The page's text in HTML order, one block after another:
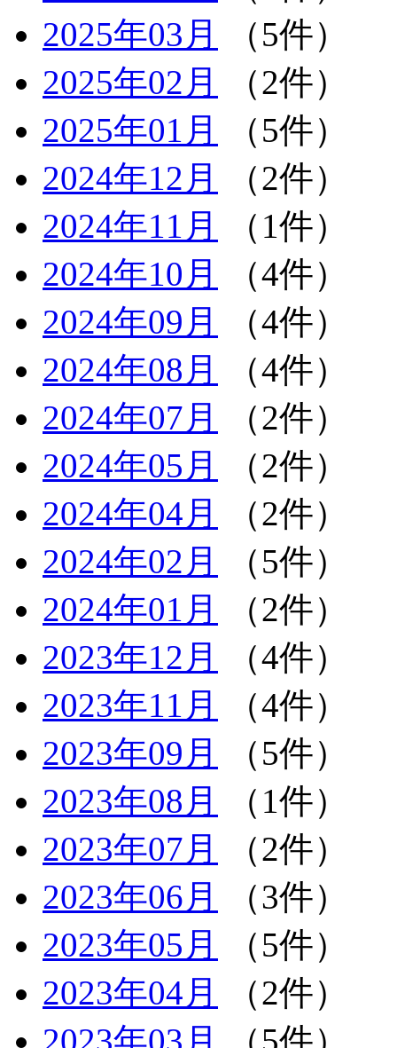
2025年03月
（5件）
2025年02月
（2件）
2025年01月
（5件）
2024年12月
（2件）
2024年11月
（1件）
2024年10月
（4件）
2024年09月
（4件）
2024年08月
（4件）
2024年07月
（2件）
2024年05月
（2件）
2024年04月
（2件）
2024年02月
（5件）
2024年01月
（2件）
2023年12月
（4件）
2023年11月
（4件）
2023年09月
（5件）
2023年08月
（1件）
2023年07月
（2件）
2023年06月
（3件）
2023年05月
（5件）
2023年04月
（2件）